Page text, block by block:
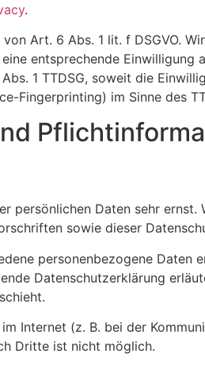
.
Art. 6 Abs. 1 lit. f DSGVO.
entsprechende
1 TTDSG, soweit die
Fingerprinting) im Sinne des
persönlichen Daten sehr
sowie dieser
personenbezogene Daten
Datenschutzerklärung
Internet (z. B. bei der
Dritte ist nicht möglich.